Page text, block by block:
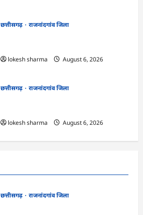
छत्तीसगढ़
राजनांदगांव जिला
lokesh sharma
August 6, 2026
छत्तीसगढ़
राजनांदगांव जिला
lokesh sharma
August 6, 2026
छत्तीसगढ़
राजनांदगांव जिला